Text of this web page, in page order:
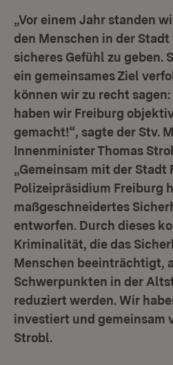
„Vor einem Jahr standen
den Menschen in der
sicheres Gefühl zu geben.
ein gemeinsames Ziel
können wir zu recht
haben wir Freiburg
gemacht!“, sagte der Stv.
Innenminister Thomas
„Gemeinsam mit der Stadt
Polizeipräsidium Freiburg
maßgeschneidertes
entworfen. Durch dieses
Kriminalität, die das
Menschen beeinträchtigt,
Schwerpunkten in der
reduziert werden. Wir
investiert und gemeinsam
Strobl.